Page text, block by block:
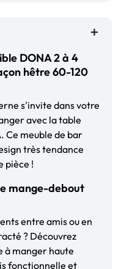
DONA 2 à 4
hêtre 60-120
s'invite dans votre
avec la table
Ce meuble de bar
très tendance
pièce !
mange-debout
entre amis ou en
? Découvrez
à manger haute
fonctionnelle et